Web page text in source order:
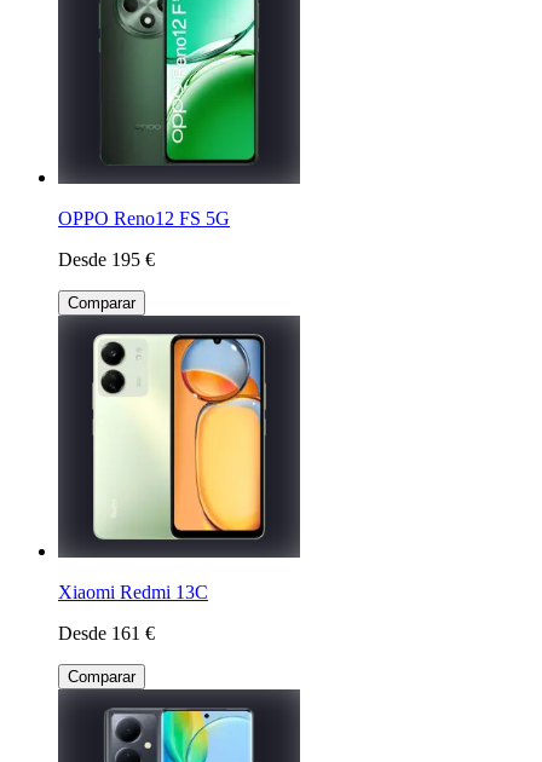
OPPO Reno12 FS 5G
Desde 195 €
Comparar
Xiaomi Redmi 13C
Desde 161 €
Comparar